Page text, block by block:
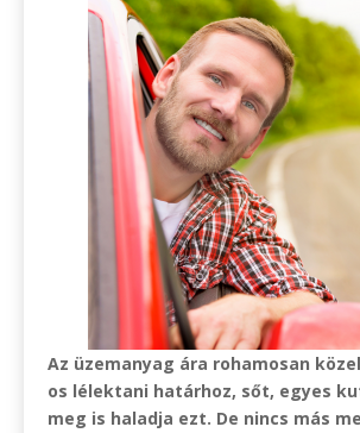
Az üzemanyag ára rohamosan
os lélektani határhoz, sőt, egyes
meg is haladja ezt. De nincs más